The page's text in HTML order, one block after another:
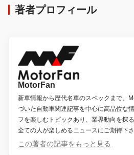
著者プロフィール
MotorFan
新車情報から歴代名車のスペックまで、
づいた自動車関連記事を中心に高品位な
フを楽しむトピックあり、業界動向を探
全ての人が楽しめるニュースにご期待下さ
この著者の記事をもっと見る